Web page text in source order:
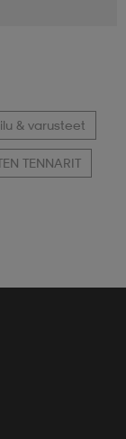
& varusteet
TENNARIT